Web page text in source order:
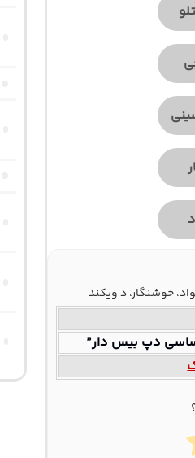
خوشنگار، د ویکند